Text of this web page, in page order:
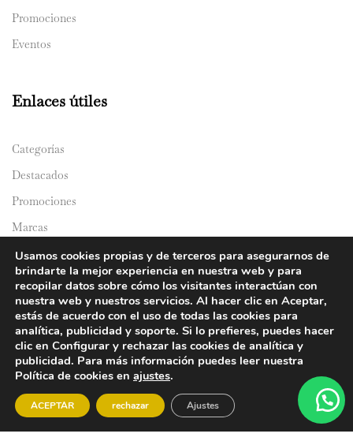
Promociones
Eventos
Enlaces útiles
Categorías
Destacados
Promociones
Marcas
Catálogos
Domicilios
© 2024 Y&Y Asian Market. All rights reserved.
Usamos cookies propias y de terceros para asegurarnos de
brindarte la mejor experiencia en nuestra web y para
recopilar datos sobre cómo los visitantes interactúan con
nuestra web y nuestros servicios. Al hacer clic en Aceptar,
estás de acuerdo con el uso de todas las cookies para
analítica, publicidad y soporte. Si lo prefieres, puedes hacer
clic en Configurar y rechazar las cookies de analítica y
publicidad. Para más información puedes leer nuestra
Política de cookies en ajustes.
ACEPTAR rechazar Ajustes